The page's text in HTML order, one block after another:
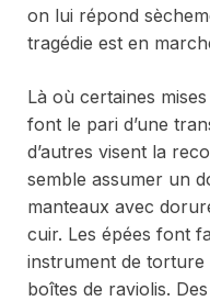
on lui répond
tragédie est en
Là où certaines
font le pari d’une
d’autres visent la
semble assumer un
manteaux avec
cuir. Les épées font
instrument de torture
boîtes de raviolis.